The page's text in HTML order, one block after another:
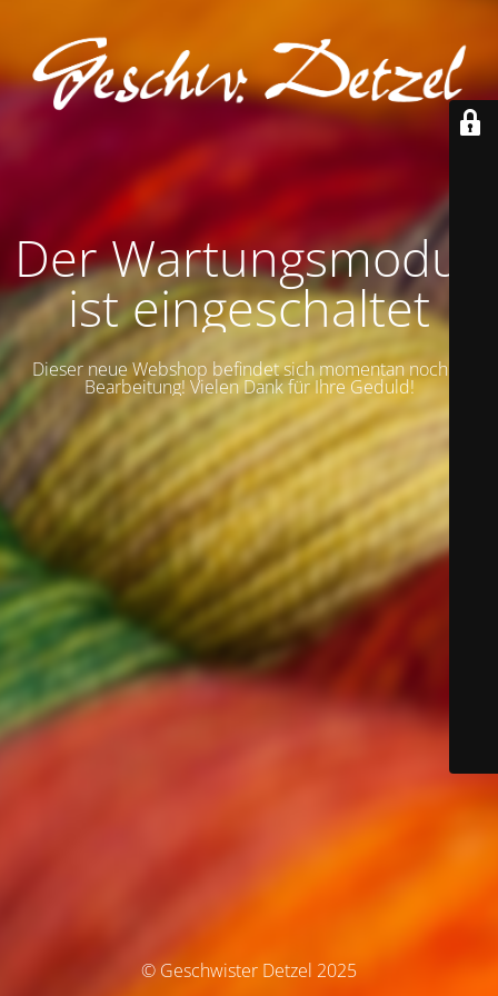
Der Wartungsmodus
ist eingeschaltet
Dieser neue Webshop befindet sich momentan noch in
Bearbeitung! Vielen Dank für Ihre Geduld!
© Geschwister Detzel 2025